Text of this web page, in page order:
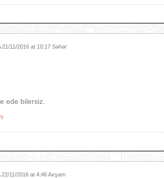
21/11/2016 at 10:17 Səhər
ede bilersiz.
22/11/2016 at 4:46 Axşam